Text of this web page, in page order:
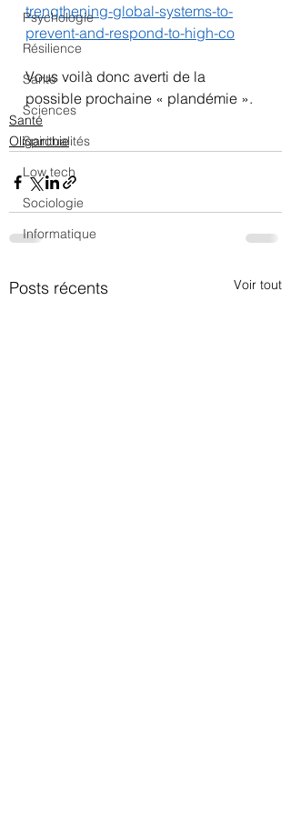
Psychologie
Résilience
Santé
Sciences
Spiritualités
Low tech
Sociologie
Informatique
trengthening-global-systems-to-
prevent-and-respond-to-high-co
Vous voilà donc averti de la
possible prochaine « plandémie ».
Santé
Oligarchie
Posts récents Voir tout